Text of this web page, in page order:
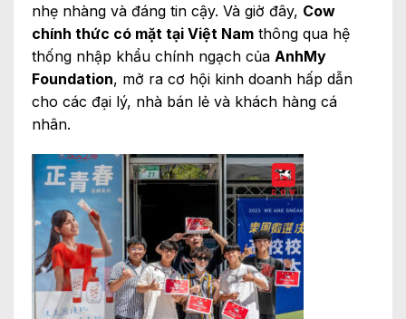
nhẹ nhàng và đáng tin cậy. Và giờ đây, Cow
chính thức có mặt tại Việt Nam thông qua hệ
thống nhập khẩu chính ngạch của AnhMy
Foundation, mở ra cơ hội kinh doanh hấp dẫn
cho các đại lý, nhà bán lẻ và khách hàng cá
nhân.